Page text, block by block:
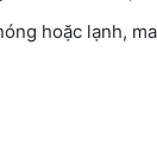
hoặc lạnh,